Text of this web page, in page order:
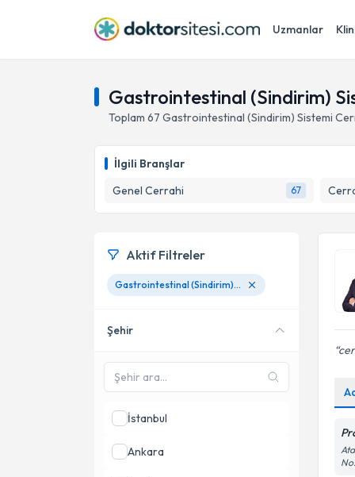
Uzmanlar
Gastrointestinal (Sindirim)
Toplam 67 Gastrointestinal (Sindirim) Sistemi
İlgili Branşlar
Genel Cerrahi
67
Aktif Filtreler
Gastrointestinal (Sindirim) Sistemi Cerrahisi
Şehir
İstanbul
Ankara